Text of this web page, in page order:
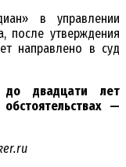
в управлении
после утверждения
направлено в суд
до двадцати лет
—